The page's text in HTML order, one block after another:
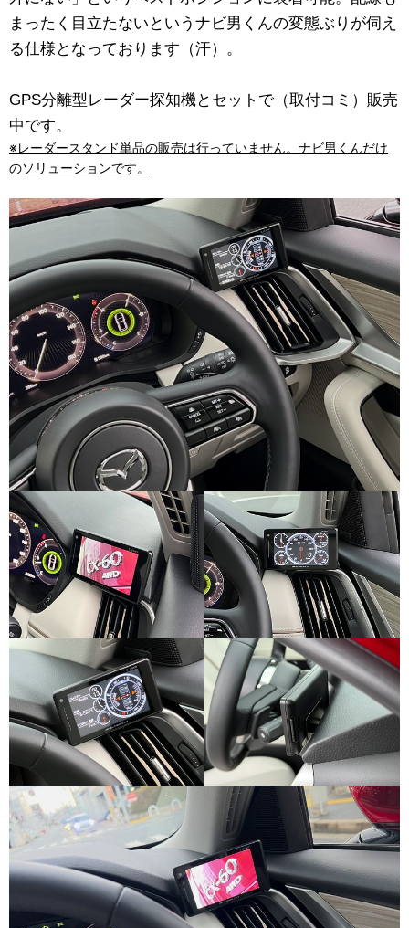
まったく目立たないというナビ男くんの変態ぶりが伺え
る仕様となっております（汗）。
GPS分離型レーダー探知機とセットで（取付コミ）販売
中です。
※レーダースタンド単品の販売は行っていません。ナビ男くんだけ
のソリューションです。